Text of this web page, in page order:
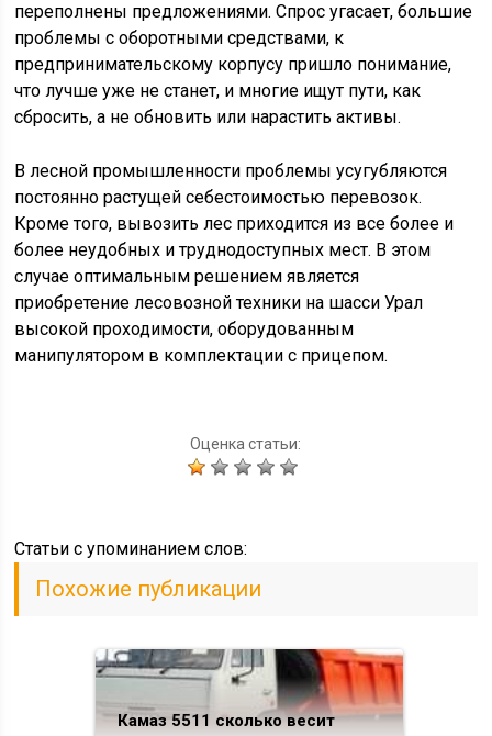
переполнены предложениями. Спрос угасает, большие
проблемы с оборотными средствами, к
предпринимательскому корпусу пришло понимание,
что лучше уже не станет, и многие ищут пути, как
сбросить, а не обновить или нарастить активы.
В лесной промышленности проблемы усугубляются
постоянно растущей себестоимостью перевозок.
Кроме того, вывозить лес приходится из все более и
более неудобных и труднодоступных мест. В этом
случае оптимальным решением является
приобретение лесовозной техники на шасси Урал
высокой проходимости, оборудованным
манипулятором в комплектации с прицепом.
Оценка статьи:
Статьи c упоминанием слов:
Похожие публикации
Камаз 5511 сколько весит